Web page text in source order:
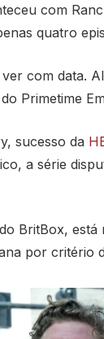
com
quatro
com data.
Primetime
sucesso da
a série
BritBox,
por critério